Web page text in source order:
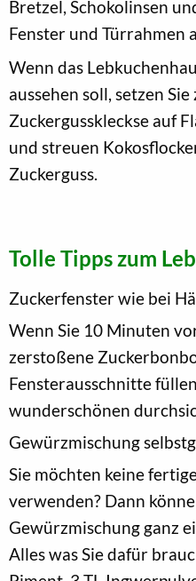
Bretzel, Schokolinsen
Fenster und Türrahmen
Wenn das
aussehen soll, setzen
Zuckergusskleckse auf
und streuen
Zuckerguss.
Tolle Tipps zum
Zuckerfenster wie bei
Wenn Sie 10 Minuten
zerstoßene
Fensterausschnitte
wunderschönen
Gewürzmischung
Sie möchten keine
verwenden? Dann
Gewürzmischung ganz
Alles was Sie dafür